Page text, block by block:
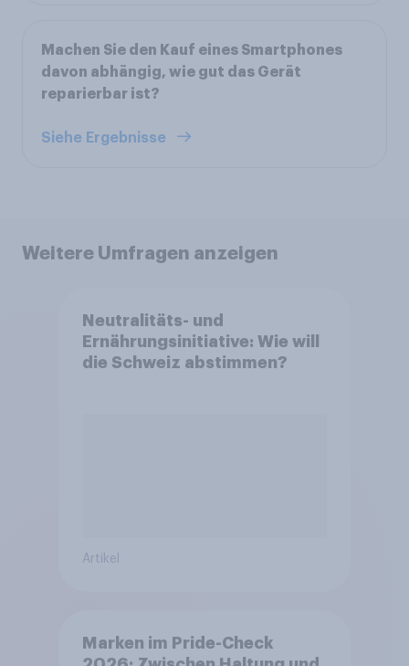
Machen Sie den Kauf eines Smartphones
davon abhängig, wie gut das Gerät
reparierbar ist?
Siehe Ergebnisse
Weitere Umfragen anzeigen
Neutralitäts- und
Ernährungsinitiative: Wie will
die Schweiz abstimmen?
Artikel
Marken im Pride-Check